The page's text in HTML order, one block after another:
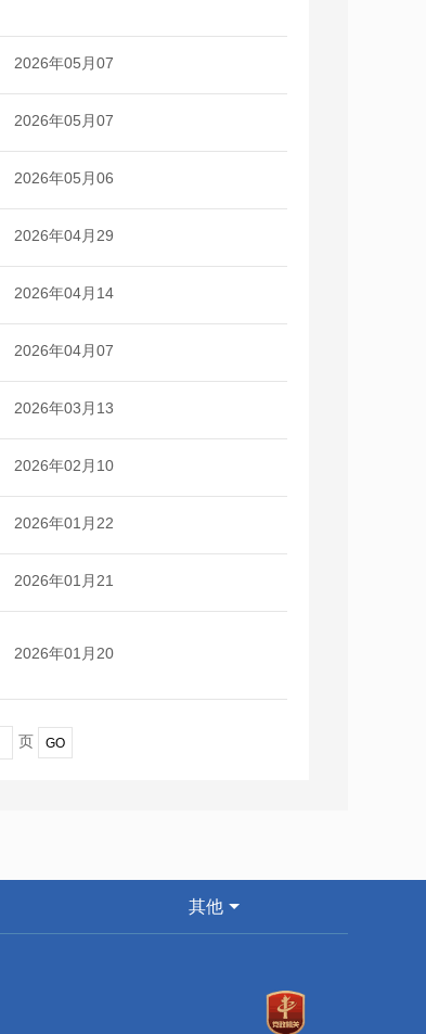
2026年05月07
日
2026年05月07
日
2026年05月06
日
2026年04月29
日
2026年04月14
日
2026年04月07
日
2026年03月13
日
2026年02月10
日
2026年01月22
日
2026年01月21
日
2026年01月20
页
其他